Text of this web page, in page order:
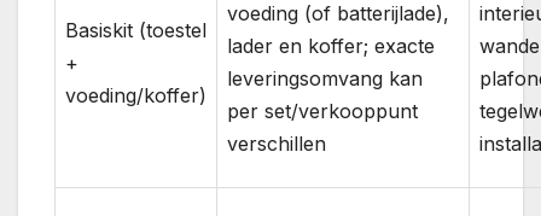
Basiskit (toestel
+
voeding/koffer)
voeding (of batterijlade),
lader en koffer; exacte
leveringsomvang kan
per set/verkooppunt
verschillen